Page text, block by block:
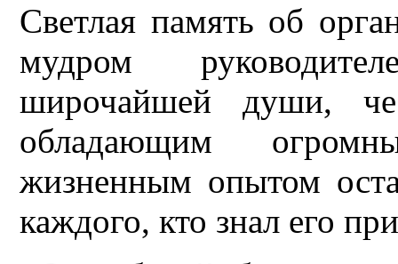
Светлая память об
мудром
широчайшей души,
обладающим
жизненным опытом
каждого, кто знал его